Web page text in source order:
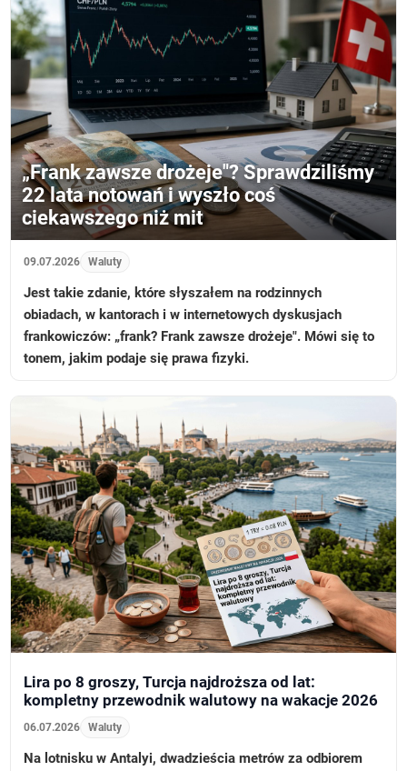
„Frank zawsze drożeje"? Sprawdziliśmy
22 lata notowań i wyszło coś
ciekawszego niż mit
09.07.2026 Waluty
Jest takie zdanie, które słyszałem na rodzinnych
obiadach, w kantorach i w internetowych dyskusjach
frankowiczów: „frank? Frank zawsze drożeje". Mówi się to
tonem, jakim podaje się prawa fizyki.
Lira po 8 groszy, Turcja najdroższa od lat:
kompletny przewodnik walutowy na wakacje 2026
06.07.2026 Waluty
Na lotnisku w Antalyi, dwadzieścia metrów za odbiorem